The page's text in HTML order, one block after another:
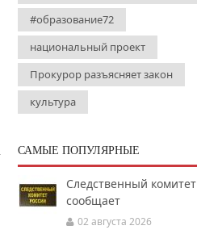
#образование72
национальный проект
Прокурор разъясняет закон
культура
САМЫЕ ПОПУЛЯРНЫЕ
Следственный комитет
сообщает
02 августа 2026